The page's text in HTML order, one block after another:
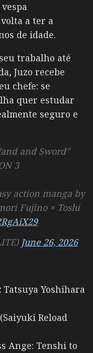
a ter a
de idade.
trabalho até
Juzo recebe
chefe: se
quer estudar
seguro e
and Sword"
3
action manga by
Fujino × Toshi
June 26, 2026
Tatsuya Yoshihara
Reload
Ange: Tenshi to